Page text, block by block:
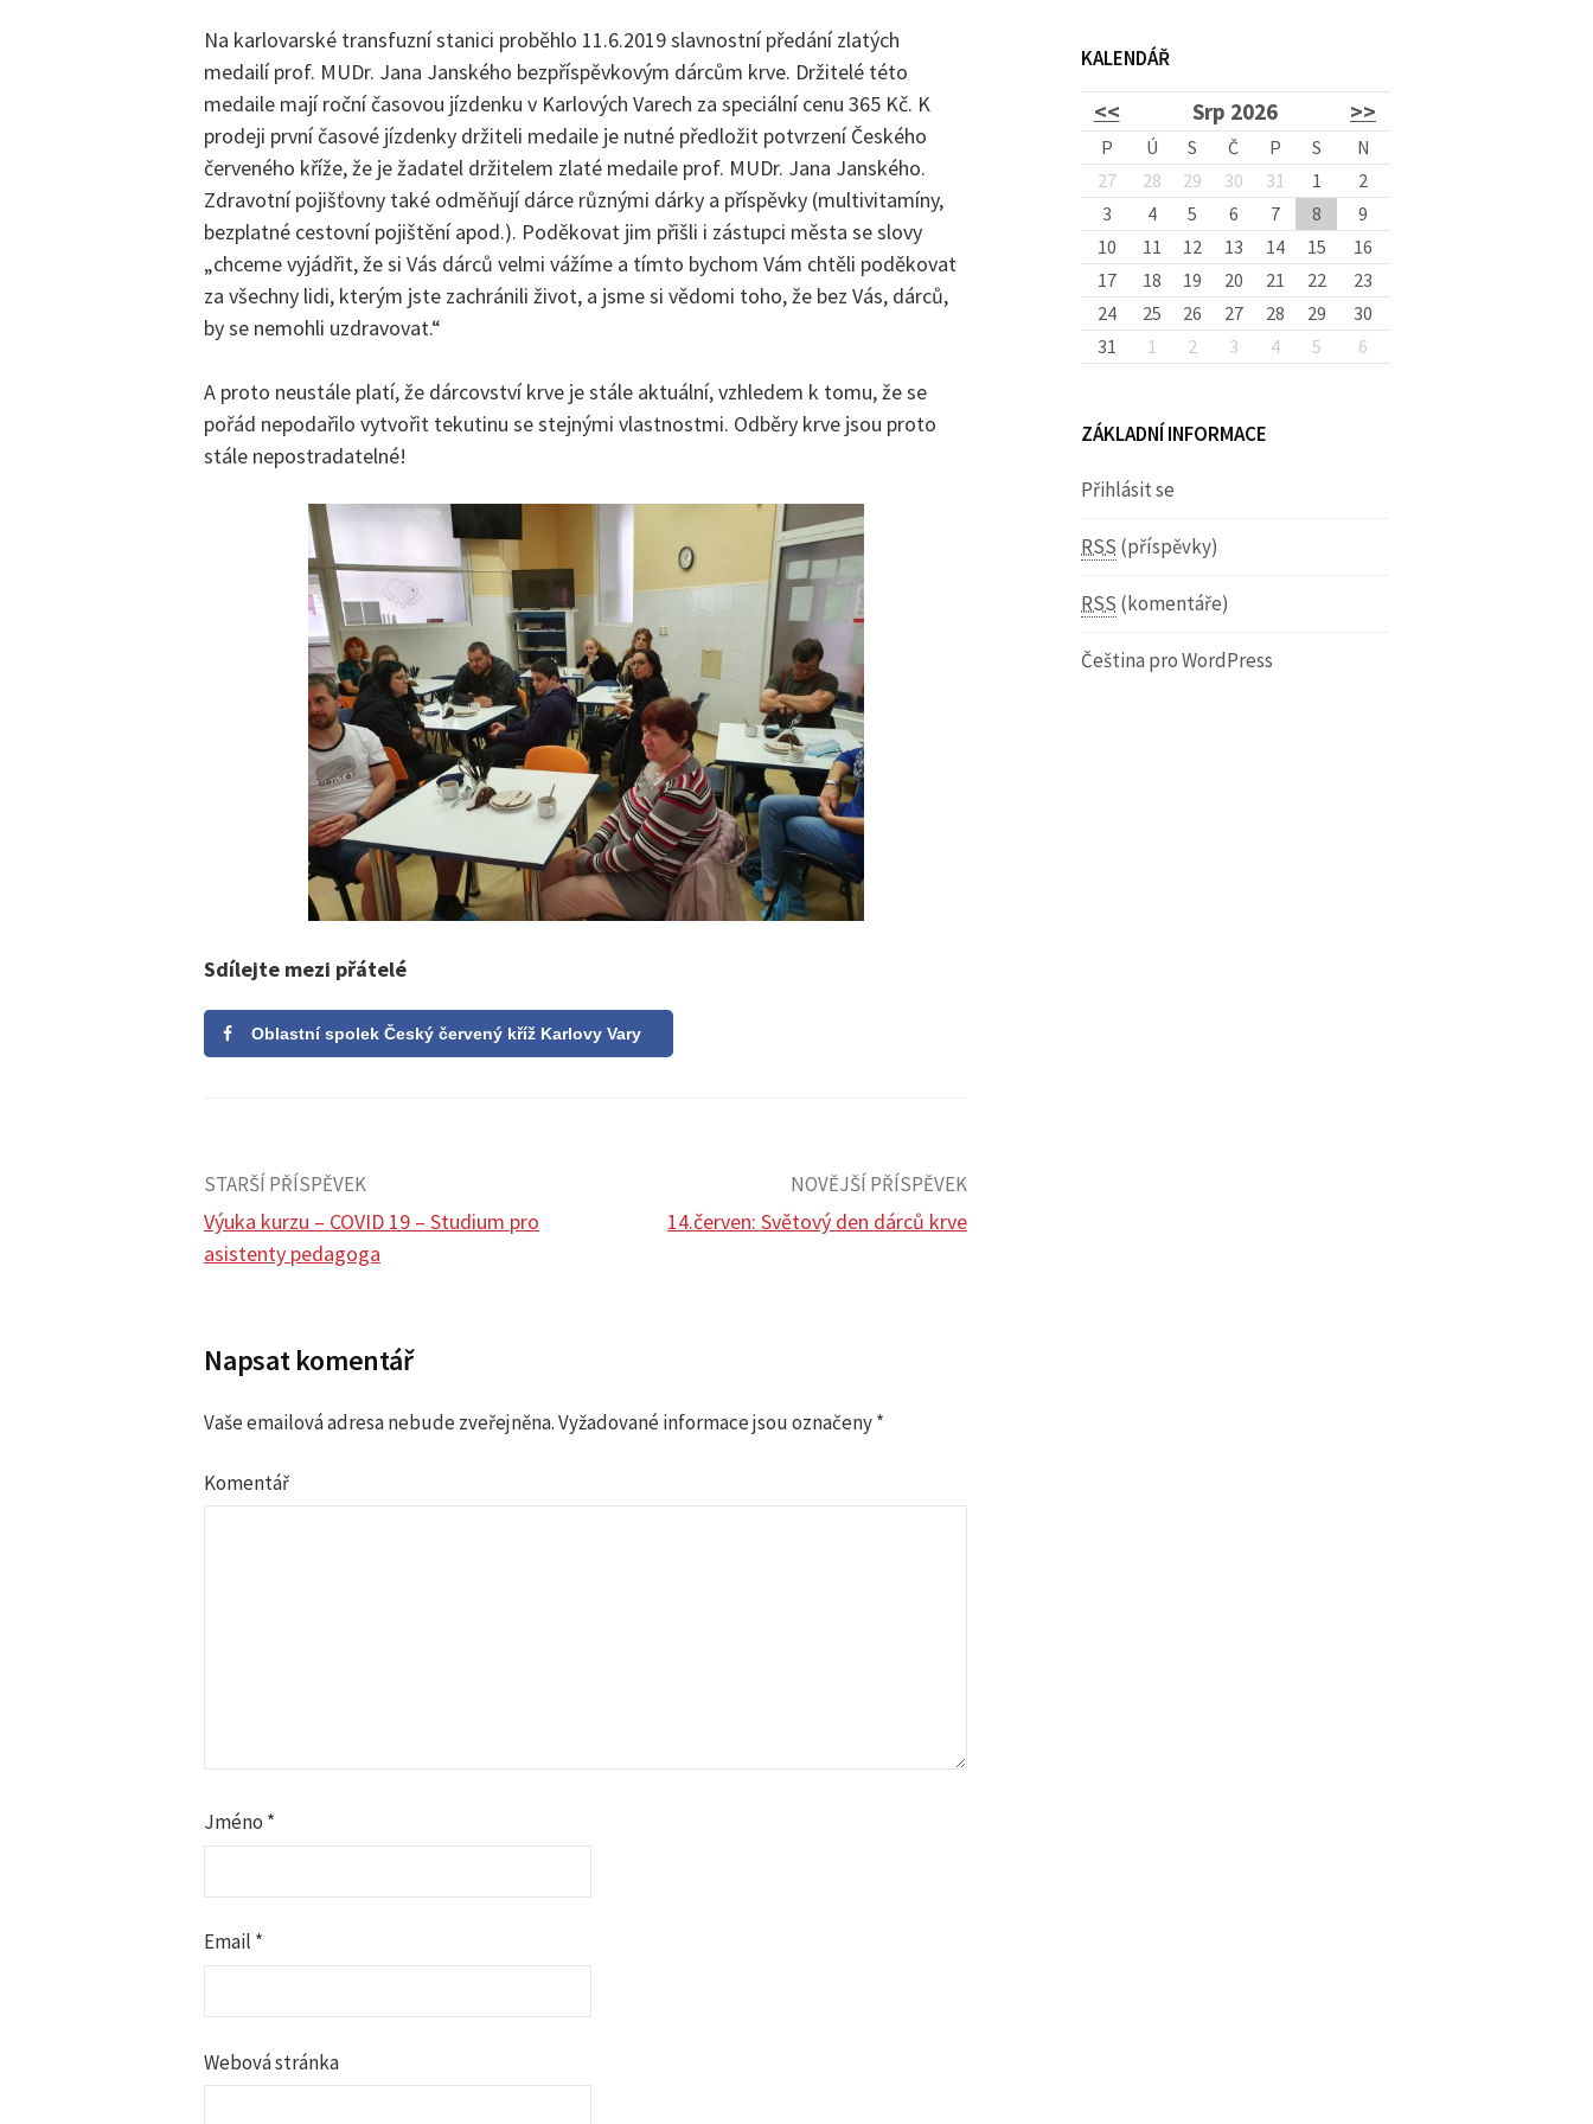
n
í
Na karlovarské transfuzní stanici proběhlo 11.6.2019 slavnostní předání zlatých
medailí prof. MUDr. Jana Janského bezpříspěvkovým dárcům krve. Držitelé této
medaile mají roční časovou jízdenku v Karlových Varech za speciální cenu 365 Kč. K
prodeji první časové jízdenky držiteli medaile je nutné předložit potvrzení Českého
červeného kříže, že je žadatel držitelem zlaté medaile prof. MUDr. Jana Janského.
Zdravotní pojišťovny také odměňují dárce různými dárky a příspěvky (multivitamíny,
bezplatné cestovní pojištění apod.). Poděkovat jim přišli i zástupci města se slovy
„chceme vyjádřit, že si Vás dárců velmi vážíme a tímto bychom Vám chtěli poděkovat
za všechny lidi, kterým jste zachránili život, a jsme si vědomi toho, že bez Vás, dárců,
by se nemohli uzdravovat.“
A proto neustále platí, že dárcovství krve je stále aktuální, vzhledem k tomu, že se
pořád nepodařilo vytvořit tekutinu se stejnými vlastnostmi. Odběry krve jsou proto
stále nepostradatelné!
Sdílejte mezi přátelé
Oblastní spolek Český červený kříž Karlovy Vary
a
v
i
g
p
r
p
í
STARŠÍ PŘÍSPĚVEK
Výuka kurzu – COVID 19 – Studium pro
asistenty pedagoga
NOVĚJŠÍ PŘÍSPĚVEK
14.červen: Světový den dárců krve
Napsat komentář
Vaše emailová adresa nebude zveřejněna.Vyžadované informace jsou označeny*
Komentář
Jméno *
Email *
Webová stránka
KALENDÁŘ
<< Srp 2026 >>
P Ú S Č P S
N
27
28 29 30 31 1
2
3
4 5 6 7 8
9
10
11 12 13 14 15
16
17
18 19 20 21 22
23
24
25 26 27 28 29
30
31
1 2 3 4 5 6
ZÁKLADNÍ INFORMACE
Přihlásit se
RSS (příspěvky)
RSS (komentáře)
Čeština pro WordPress